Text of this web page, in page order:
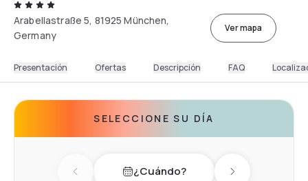
Arabellastraße 5, 81925 München,
Germany
Ver mapa
Presentación Ofertas Descripción FAQ
SELECCIONE SU DÍA
¿Cuándo?